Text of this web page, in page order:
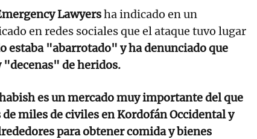
Lawyersha indicado en un
en redes sociales que el ataque tuvo lugar
estaba "abarrotado" y ha denunciado que
"decenas" de heridos.
es un mercado muy importante del que
miles de civiles en Kordofán Occidental y
para obtener comida y bienes